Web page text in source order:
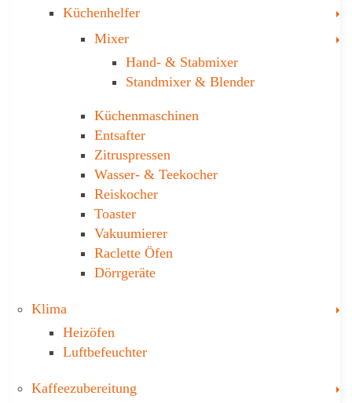
Küchenhelfer
Mixer
Hand- & ­Stabmixer
Stand­mixer & Blender
Küchen­maschinen
Entsafter
Zitruspressen
Wasser-­ & Teekocher
Reiskocher
Toaster
Vakuumierer
Raclette Öfen
Dörrgeräte
Klima
Heizöfen
Luftbefeuchter
Kaffee­zubereitung